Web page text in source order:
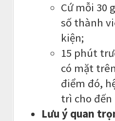
Cứ mỗi 30
số thành
kiện;
15 phút
có mặt
điểm đó,
trì cho
Lưu ý quan